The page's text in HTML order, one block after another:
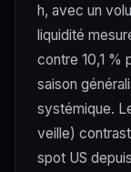
h, avec un
liquidité
contre 10,1 %
saison
systémique.
veille)
spot US